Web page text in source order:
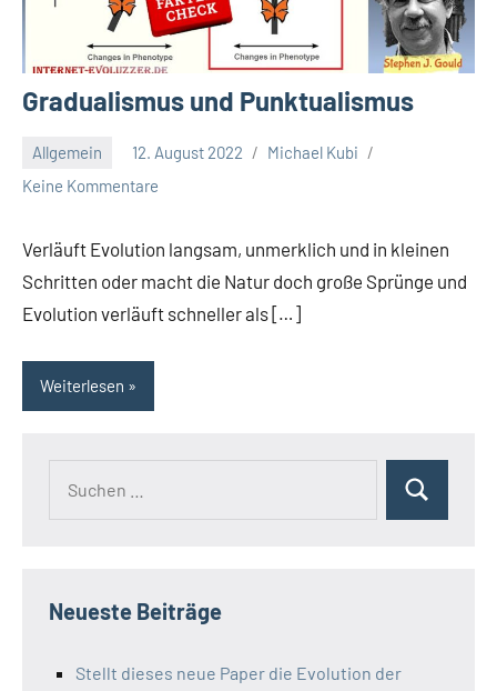
Gradualismus und Punktualismus
Allgemein 12. August 2022
Michael Kubi
Keine Kommentare
Verläuft Evolution langsam, unmerklich und in kleinen
Schritten oder macht die Natur doch große Sprünge und
Evolution verläuft schneller als […]
Weiterlesen
Suchen
Neueste Beiträge
Stellt dieses neue Paper die Evolution der